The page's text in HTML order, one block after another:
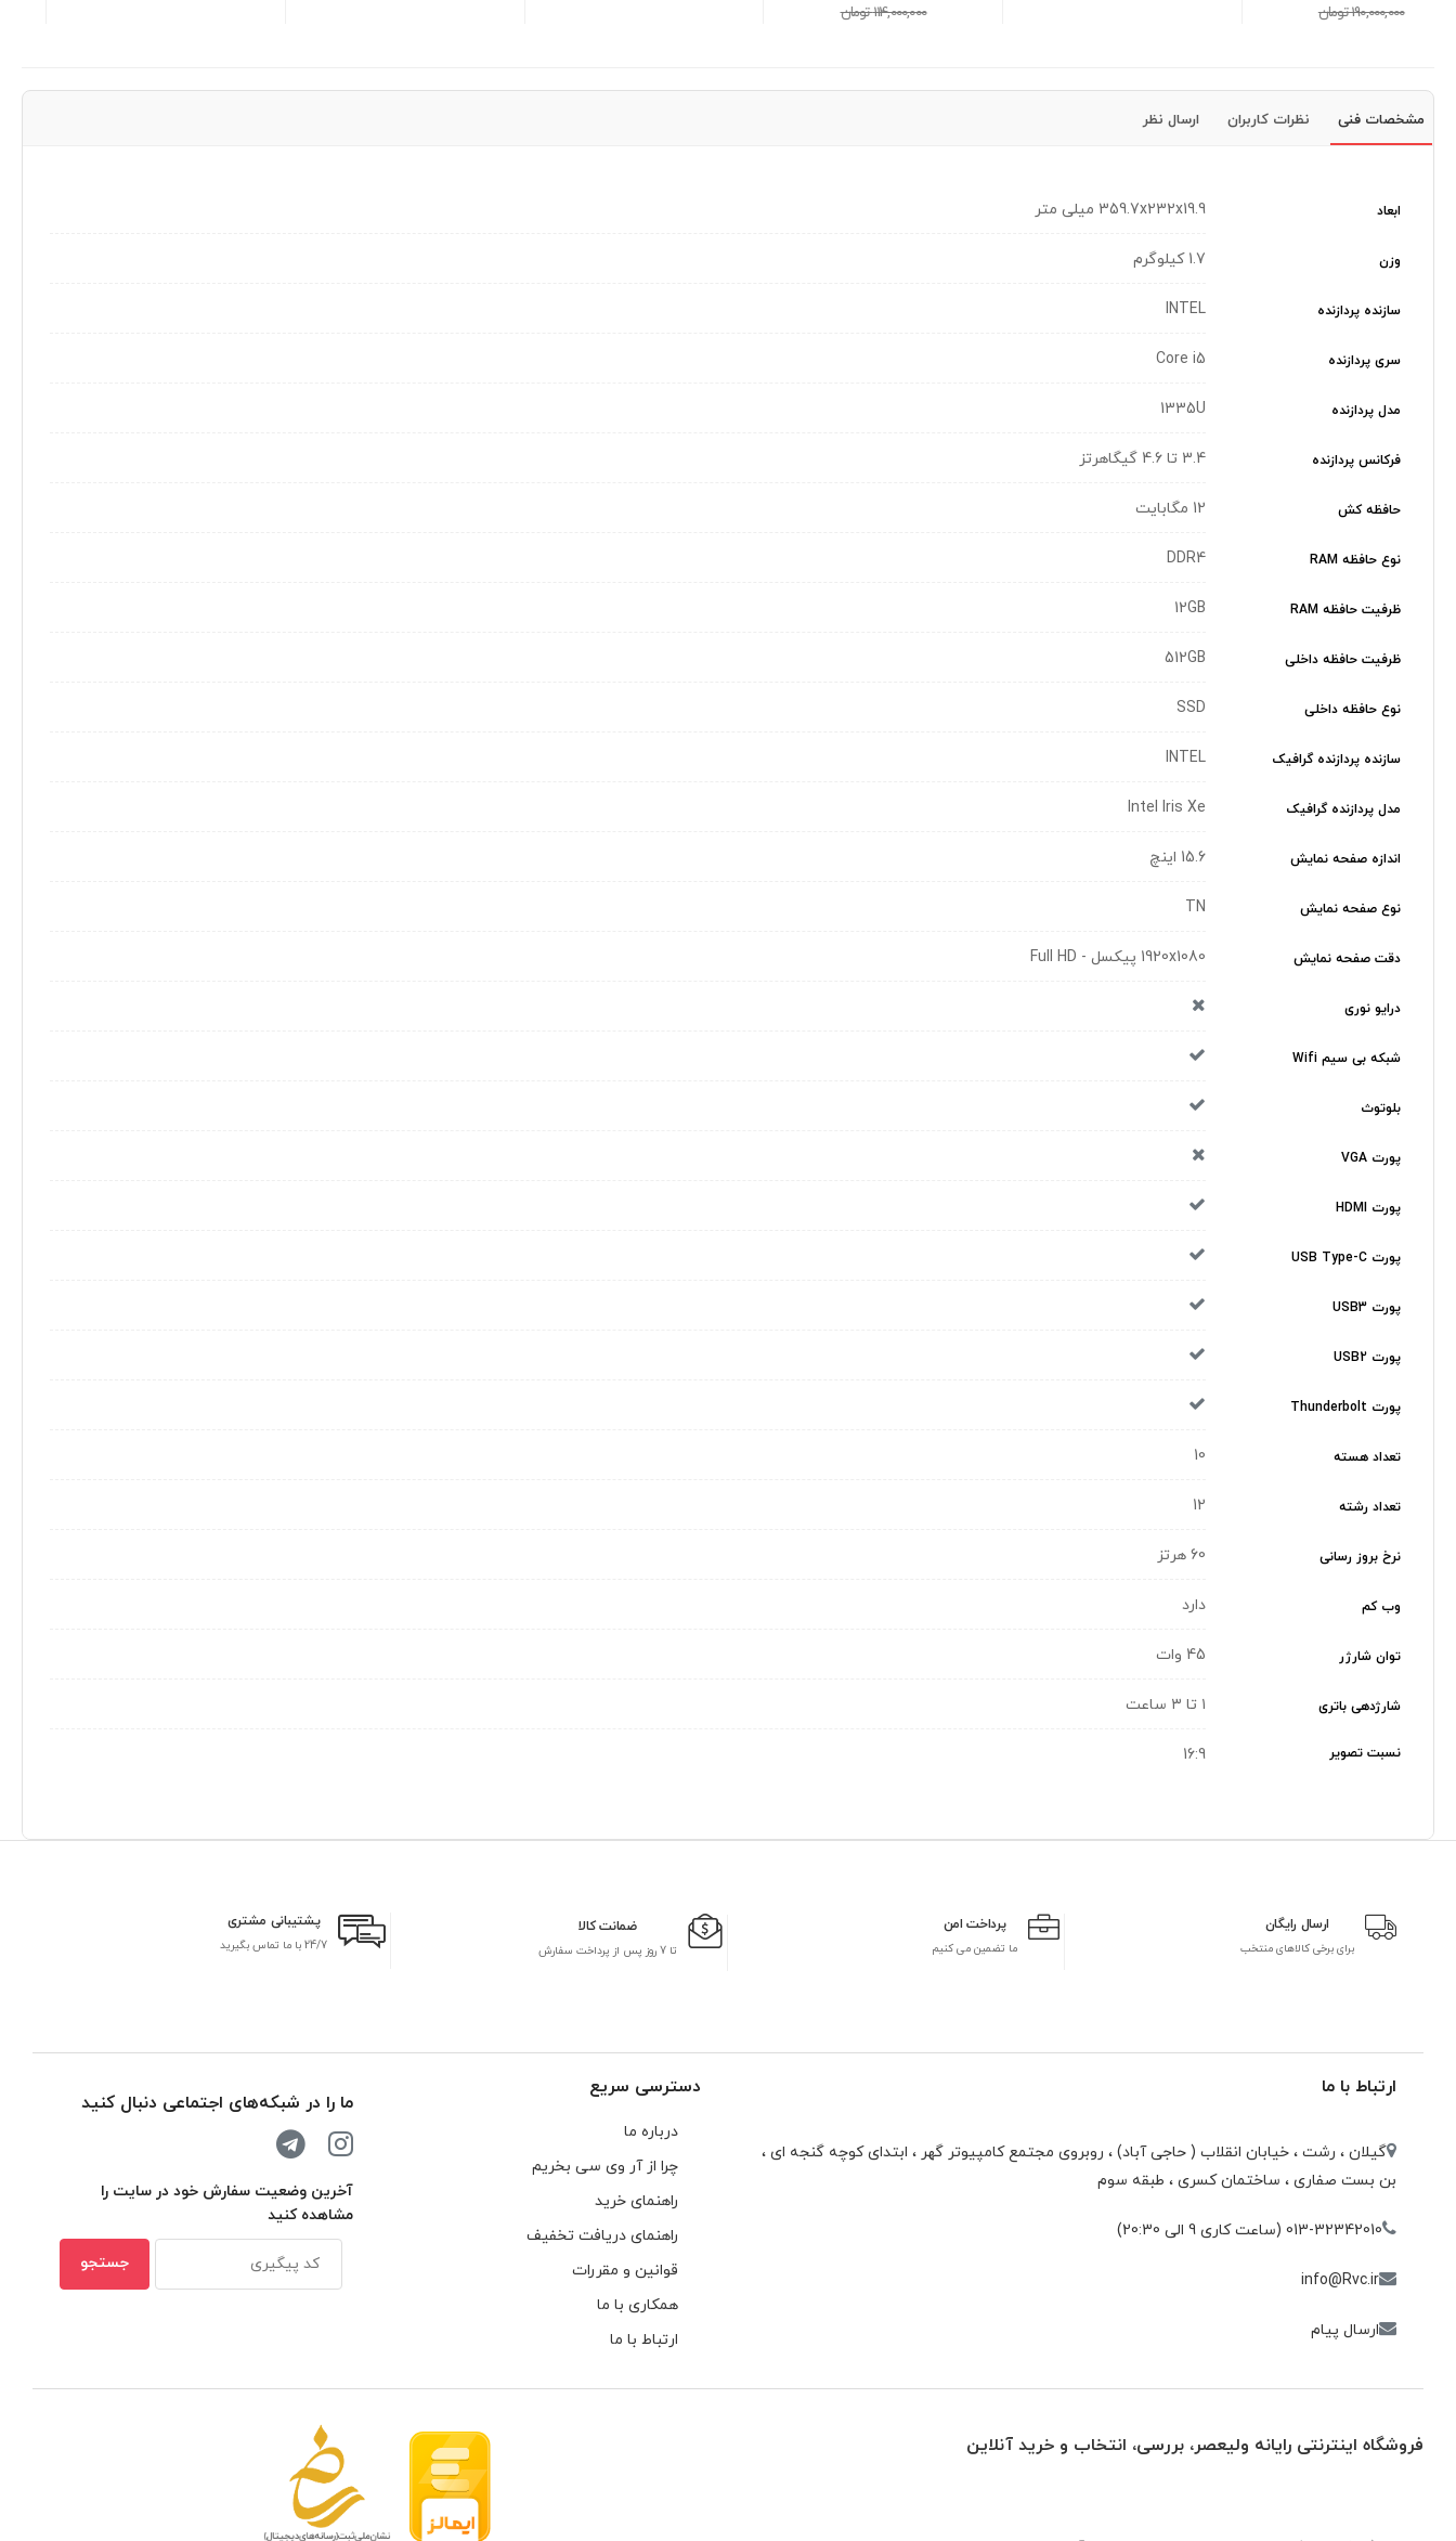
مشخصات فنی نظرات کاربران ارسال نظر
ابعاد 359.7x232x19.9 میلی متر
وزن 1.7 کیلوگرم
سازنده پردازنده INTEL
سری پردازنده Core i5
مدل پردازنده 1335U
فرکانس پردازنده 3.4 تا 4.6 گیگاهرتز
حافظه کش 12 مگابایت
نوع حافظه RAM DDR4
ظرفیت حافظه RAM 12GB
ظرفیت حافظه داخلی 512GB
نوع حافظه داخلی SSD
سازنده پردازنده گرافیک INTEL
مدل پردازنده گرافیک Intel Iris Xe
اندازه صفحه نمایش 15.6 اینچ
نوع صفحه نمایش TN
دقت صفحه نمایش 1920x1080 پیکسل - Full HD
درایو نوری
شبکه بی سیم Wifi
بلوتوث
پورت VGA
پورت HDMI
پورت USB Type-C
پورت USB3
پورت USB2
پورت Thunderbolt
تعداد هسته 10
تعداد رشته 12
نرخ بروز رسانی 60 هرتز
وب کم دارد
توان شارژر 45 وات
شارژدهی باتری ۱ تا ۳ ساعت
نسبت تصویر 16:9
ارسال رایگان
برای برخی کالاهای منتخب
پرداخت امن
ما تضمین می کنیم
ضمانت کالا
تا 7 روز پس از پرداخت سفارش
پشتیبانی مشتری
24/7 با ما تماس بگیرید
ارتباط با ما
گیلان ، رشت ، خيابان انقلاب ( حاجی آباد) ، روبروی مجتمع كامپيوتر گهر ، ابتدای كوچه گنجه ای ،
بن بست صفاری ، ساختمان كسری ، طبقه سوم
013-32342010 (ساعت کاری 9 الی 20:30)
info@Rvc.ir
ارسال پیام
دسترسی سریع
درباره ما
چرا از آر وی سی بخریم
راهنمای خرید
راهنمای دریافت تخفیف
قوانین و مقررات
همکاری با ما
ارتباط با ما
ما را در شبکه‌های اجتماعی دنبال کنید
آخرین وضعیت سفارش خود در سایت را
مشاهده کنید
فروشگاه اینترنتی رایانه ولیعصر، بررسی، انتخاب و خرید آنلاین